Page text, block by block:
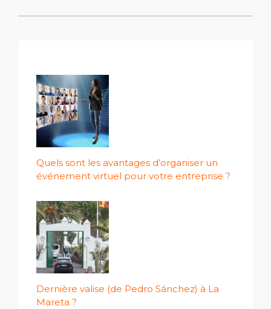
Quels sont les avantages d’organiser un
événement virtuel pour votre entreprise ?
Dernière valise (de Pedro Sánchez) à La
Mareta ?